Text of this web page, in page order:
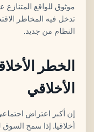
موثوق للواقع
تدخل فيه المخاطر
النظام من جديد.
الخطر
الأخلاقي
إن أكبر اعتراض
أخلاقيا. إذا سمح